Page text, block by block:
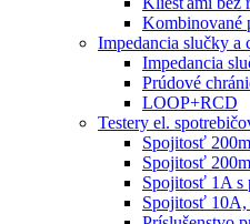
Kombinované
Impedancia slučky a
Impedancia
Prúdové
LOOP+RCD
Testery el.
Spojitosť
Spojitosť
Spojitosť 1A s
Spojitosť 10A,